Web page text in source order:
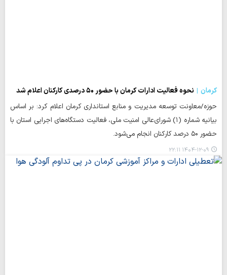
کرمان
نحوه فعالیت ادارات کرمان با حضور ۵۰ درصدی کارکنان اعلام شد
حوزه/معاونت توسعه مدیریت و منابع استانداری کرمان اعلام کرد: بر اساس
بیانیه شماره (۱) شورای‌عالی امنیت ملی، فعالیت دستگاه‌های اجرایی استان با
حضور ۵۰ درصد کارکنان انجام می‌شود.
۱۴۰۴-۱۲-۰۹ ۲۲:۱۱